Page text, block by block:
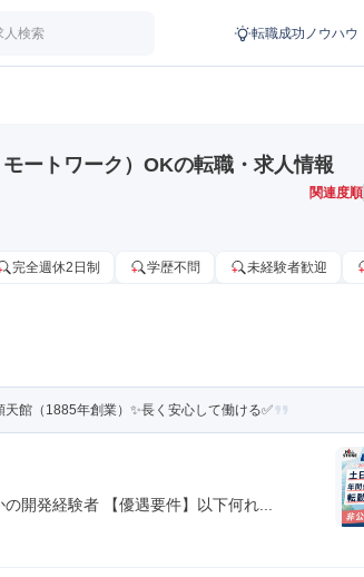
人検索 転職成功ノウハウ
ートワーク）OKの転職・求人情報
関連度順
完全週休2日制 学歴不問 未経験者歓迎
館（1885年創業）✨長く安心して働ける✅
開発経験者 【優遇要件】以下何れ...